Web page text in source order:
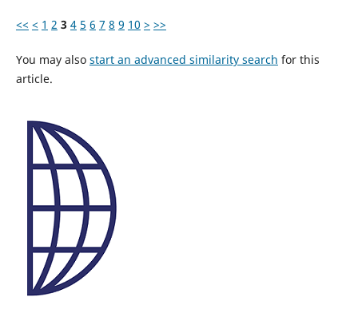
<< < 1 2 3 4 5 6 7 8 9 10 > >>
You may also start an advanced similarity search for this
article.